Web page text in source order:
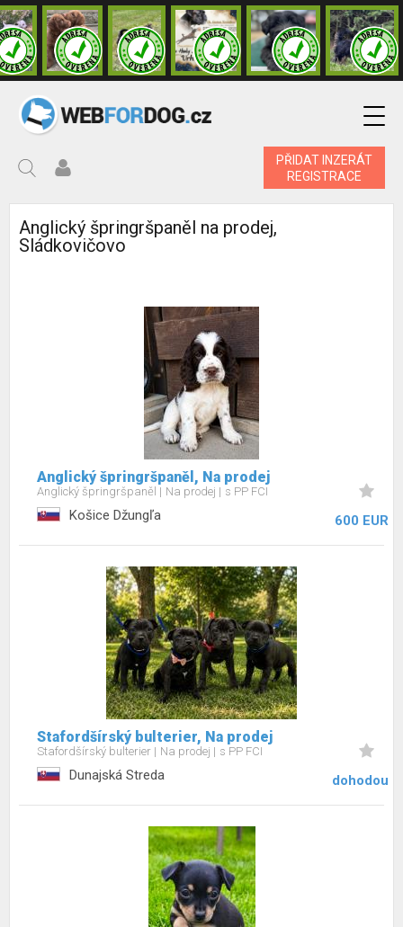
PŘIDAT INZERÁT
REGISTRACE
Anglický špringršpaněl na prodej,
Sládkovičovo
Anglický špringršpaněl, Na prodej
Anglický špringršpaněl Na prodej s PP FCI
Košice Džungľa 600 EUR
Stafordšírský bulterier, Na prodej
Stafordšírský bulterier Na prodej s PP FCI
Dunajská Streda dohodou